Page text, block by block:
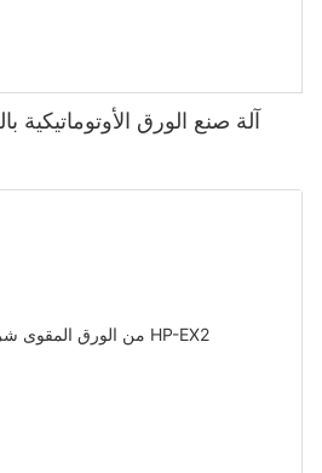
آلة صنع الورق